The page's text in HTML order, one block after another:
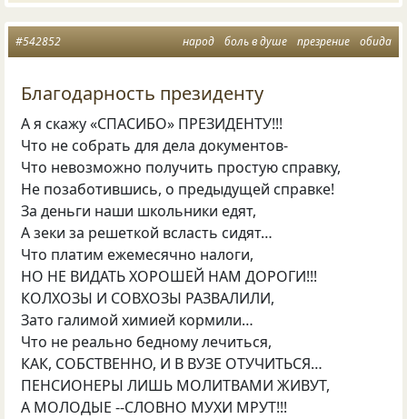
народ боль в душе презрение обида
#542852
Благодарность президенту
А я скажу «СПАСИБО» ПРЕЗИДЕНТУ!!!
Что не собрать для дела документов-
Что невозможно получить простую справку,
Не позаботившись, о предыдущей справке!
За деньги наши школьники едят,
А зеки за решеткой всласть сидят…
Что платим ежемесячно налоги,
НО НЕ ВИДАТЬ ХОРОШЕЙ НАМ ДОРОГИ!!!
КОЛХОЗЫ И СОВХОЗЫ РАЗВАЛИЛИ,
Зато галимой химией кормили…
Что не реально бедному лечиться,
КАК, СОБСТВЕННО, И В ВУЗЕ ОТУЧИТЬСЯ…
ПЕНСИОНЕРЫ ЛИШЬ МОЛИТВАМИ ЖИВУТ,
А МОЛОДЫЕ --СЛОВНО МУХИ МРУТ!!!